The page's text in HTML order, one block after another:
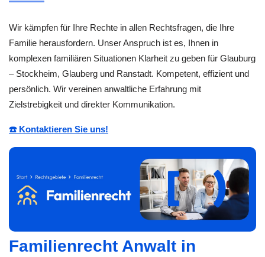
Wir kämpfen für Ihre Rechte in allen Rechtsfragen, die Ihre
Familie herausfordern. Unser Anspruch ist es, Ihnen in
komplexen familiären Situationen Klarheit zu geben für Glauburg
– Stockheim, Glauberg und Ranstadt. Kompetent, effizient und
persönlich. Wir vereinen anwaltliche Erfahrung mit
Zielstrebigkeit und direkter Kommunikation.
☎️ Kontaktieren Sie uns!
Familienrecht Anwalt in